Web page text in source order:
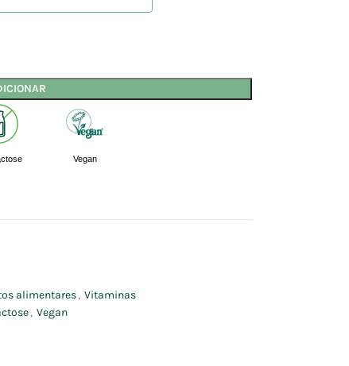
Vegan
alimentares, Vitaminas
, Vegan